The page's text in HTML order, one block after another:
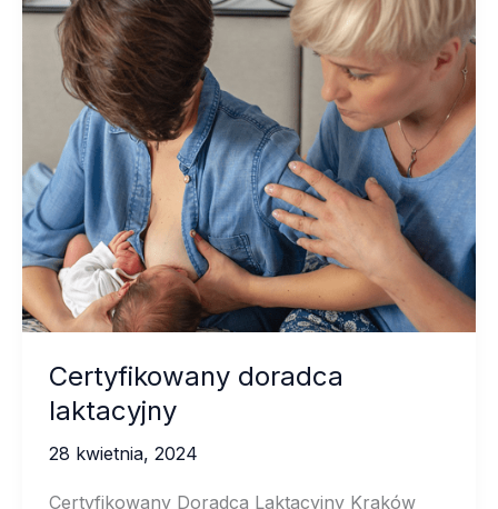
Certyfikowany doradca
laktacyjny
28 kwietnia, 2024
Certyfikowany Doradca Laktacyjny Kraków